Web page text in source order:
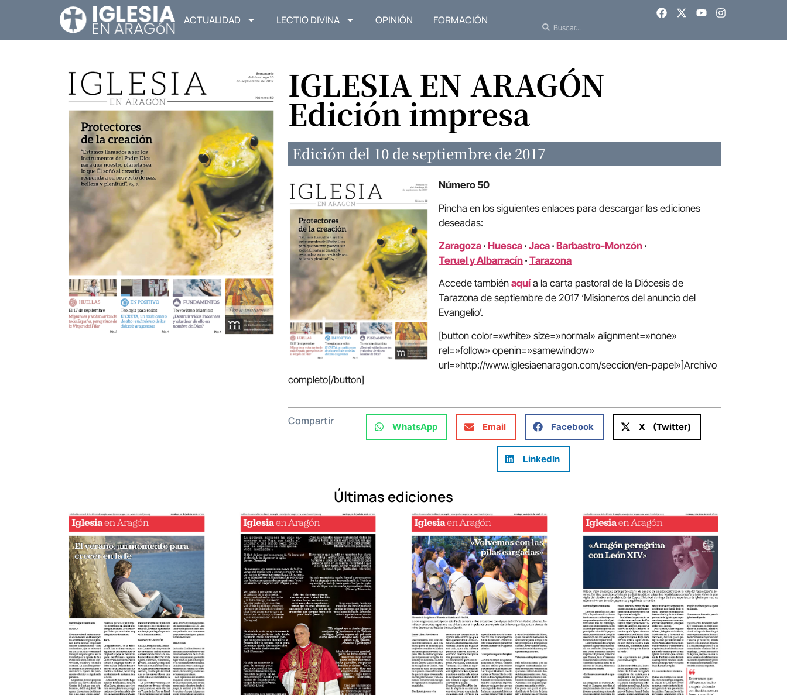
ACTUALIDAD LECTIO DIVINA OPINIÓN FORMACIÓN
IGLESIA EN ARAGÓN
Edición impresa
Edición del 10 de septiembre de 2017
Número 50
Pincha en los siguientes enlaces para descargar las ediciones
deseadas:
Zaragoza· Huesca· Jaca· Barbastro-Monzón·
Teruel y Albarracín· Tarazona
Accede también aquía la carta pastoral de la Diócesis de
Tarazona de septiembre de 2017 ‘Misioneros del anuncio del
Evangelio’.
[button color=»white» size=»normal» alignment=»none»
rel=»follow» openin=»samewindow»
url=»http://www.iglesiaenaragon.com/seccion/en-papel»]Archivo
completo[/button]
Compartir WhatsApp Email Facebook X (Twitter)
LinkedIn
Últimas ediciones